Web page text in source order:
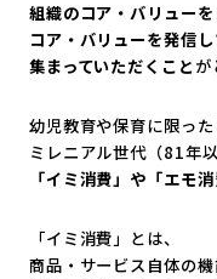
組織のコア・バリューを
コア・バリューを発信
集まっていただくことが
幼児教育や保育に限っ
ミレニアル世代（81年
「イミ消費」や「エモ消
「イミ消費」とは、
商品・サービス自体の機